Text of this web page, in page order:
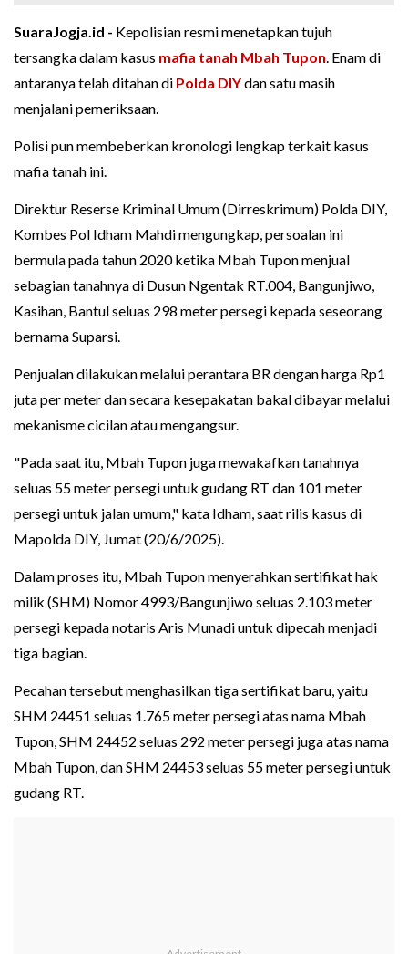
SuaraJogja.id - Kepolisian resmi menetapkan tujuh
tersangka dalam kasus mafia tanah Mbah Tupon. Enam di
antaranya telah ditahan di Polda DIYdan satu masih
menjalani pemeriksaan.
Polisi pun membeberkan kronologi lengkap terkait kasus
mafia tanah ini.
Direktur Reserse Kriminal Umum (Dirreskrimum) Polda DIY,
Kombes Pol Idham Mahdi mengungkap, persoalan ini
bermula pada tahun 2020 ketika Mbah Tupon menjual
sebagian tanahnya di Dusun Ngentak RT.004, Bangunjiwo,
Kasihan, Bantul seluas 298 meter persegi kepada seseorang
bernama Suparsi.
Penjualan dilakukan melalui perantara BR dengan harga Rp1
juta per meter dan secara kesepakatan bakal dibayar melalui
mekanisme cicilan atau mengangsur.
"Pada saat itu, Mbah Tupon juga mewakafkan tanahnya
seluas 55 meter persegi untuk gudang RT dan 101 meter
persegi untuk jalan umum," kata Idham, saat rilis kasus di
Mapolda DIY, Jumat (20/6/2025).
Dalam proses itu, Mbah Tupon menyerahkan sertifikat hak
milik (SHM) Nomor 4993/Bangunjiwo seluas 2.103 meter
persegi kepada notaris Aris Munadi untuk dipecah menjadi
tiga bagian.
Pecahan tersebut menghasilkan tiga sertifikat baru, yaitu
SHM 24451 seluas 1.765 meter persegi atas nama Mbah
Tupon, SHM 24452 seluas 292 meter persegi juga atas nama
Mbah Tupon, dan SHM 24453 seluas 55 meter persegi untuk
gudang RT.